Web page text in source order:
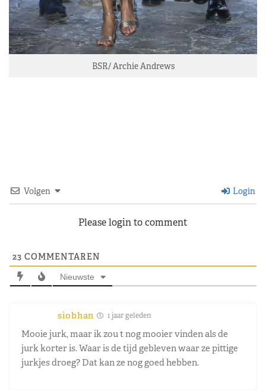
BSR/ Archie Andrews
Volgen Login
Please login to comment
23 COMMENTAREN
Nieuwste
siobhan 1 jaar geleden
Mooie jurk, maar ik zou t nog mooier vinden als de
jurk korter is. Waar is de tijd gebleven waar ze pittige
jurkjes droeg? Dat kan ze nog goed hebben.